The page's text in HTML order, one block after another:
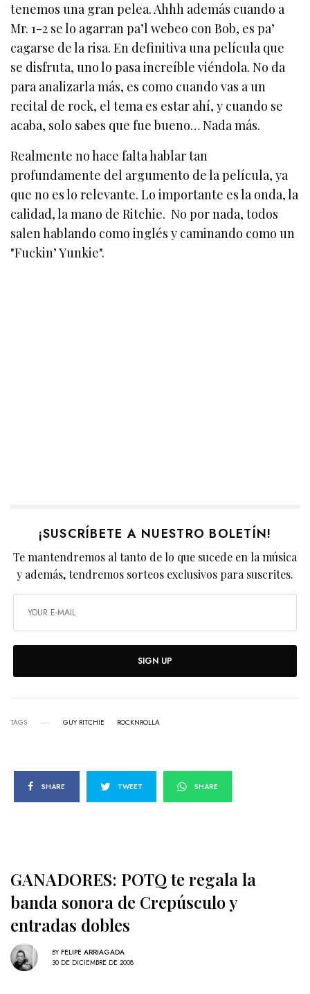
tenemos una gran pelea. Ahhh además cuando a
Mr. 1-2 se lo agarran pa’l webeo con Bob, es pa’
cagarse de la risa. En definitiva una película que
se disfruta, uno lo pasa increíble viéndola. No da
para analizarla más, es como cuando vas a un
recital de rock, el tema es estar ahí, y cuando se
acaba, solo sabes que fue bueno… Nada más.
Realmente no hace falta hablar tan
profundamente del argumento de la película, ya
que no es lo relevante. Lo importante es la onda, la
calidad, la mano de Ritchie. No por nada, todos
salen hablando como inglés y caminando como un
"Fuckin’ Yunkie".
¡SUSCRÍBETE A NUESTRO BOLETÍN!
Te mantendremos al tanto de lo que sucede en la música
y además, tendremos sorteos exclusivos para suscrites.
SIGN UP
TAGS GUY RITCHIE ROCKNROLLA
SHARE TWEET SHARE
GANADORES: POTQ te regala la
banda sonora de Crepúsculo y
entradas dobles
BY FELIPE ARRIAGADA
30 DE DICIEMBRE DE 2008